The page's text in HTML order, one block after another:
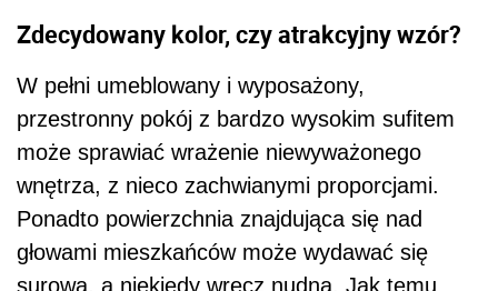
zapobiec?
zdecydowany kolor lub atrakcyjny wzór na
suficie.